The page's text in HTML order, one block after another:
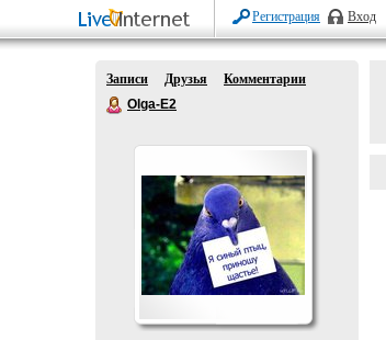
Регистрация Вход
Записи Друзья
Комментарии
Olga-E2